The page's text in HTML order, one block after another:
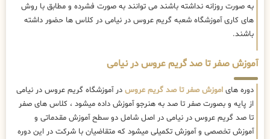
به صورت روزانه نداشته باشند می توانند به صورت فشرده و مطابق با روش
های کاری آموزشگاه شعبه گریم عروس در نیامی در کلاس ها حضور داشته
باشند.
آموزش صفر تا صد گریم عروس در نیامی
دوره های اموزش صفر تا صد گریم عروس در آموزشگاه گریم عروس در نیامی
از پایه و بصورت صفر تا صد به هنرجو آموزش داده میشود ، کلاس های صفر
تا صد گریم عروس در نیامی در اصل شامل دو سطح آموزش مقدماتی و
آموزش تخصصی و آموزش تکمیلی میشود که متقاضیان با شرکت در این دوره